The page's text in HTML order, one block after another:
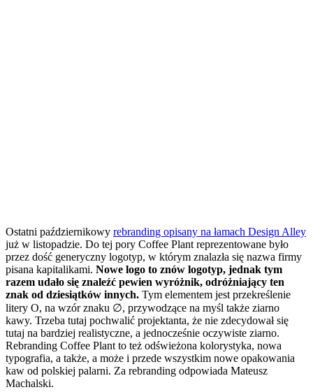
Ostatni październikowy rebranding opisany na łamach Design Alley
już w listopadzie. Do tej pory Coffee Plant reprezentowane było
przez dość generyczny logotyp, w którym znalazła się nazwa firmy
pisana kapitalikami. Nowe logo to znów logotyp, jednak tym
razem udało się znaleźć pewien wyróżnik, odróżniający ten
znak od dziesiątków innych. Tym elementem jest przekreślenie
litery O, na wzór znaku ∅, przywodzące na myśl także ziarno
kawy. Trzeba tutaj pochwalić projektanta, że nie zdecydował się
tutaj na bardziej realistyczne, a jednocześnie oczywiste ziarno.
Rebranding Coffee Plant to też odświeżona kolorystyka, nowa
typografia, a także, a może i przede wszystkim nowe opakowania
kaw od polskiej palarni. Za rebranding odpowiada Mateusz
Machalski.